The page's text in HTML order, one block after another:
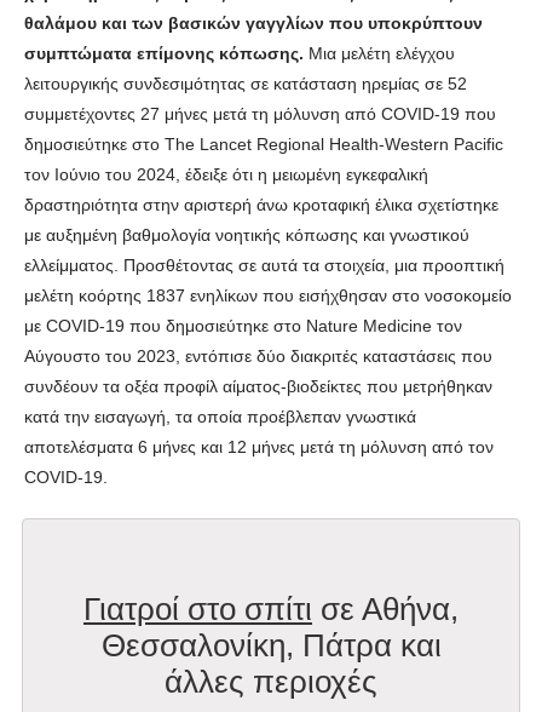
θαλάμου και των βασικών γαγγλίων που υποκρύπτουν
συμπτώματα επίμονης κόπωσης. Μια μελέτη ελέγχου
λειτουργικής συνδεσιμότητας σε κατάσταση ηρεμίας σε 52
συμμετέχοντες 27 μήνες μετά τη μόλυνση από COVID-19 που
δημοσιεύτηκε στο The Lancet Regional Health-Western Pacific
τον Ιούνιο του 2024, έδειξε ότι η μειωμένη εγκεφαλική
δραστηριότητα στην αριστερή άνω κροταφική έλικα σχετίστηκε
με αυξημένη βαθμολογία νοητικής κόπωσης και γνωστικού
ελλείμματος. Προσθέτοντας σε αυτά τα στοιχεία, μια προοπτική
μελέτη κοόρτης 1837 ενηλίκων που εισήχθησαν στο νοσοκομείο
με COVID-19 που δημοσιεύτηκε στο Nature Medicine τον
Αύγουστο του 2023, εντόπισε δύο διακριτές καταστάσεις που
συνδέουν τα οξέα προφίλ αίματος-βιοδείκτες που μετρήθηκαν
κατά την εισαγωγή, τα οποία προέβλεπαν γνωστικά
αποτελέσματα 6 μήνες και 12 μήνες μετά τη μόλυνση από τον
COVID-19.
Γιατροί στο σπίτι σε Αθήνα,
Θεσσαλονίκη, Πάτρα και
άλλες περιοχές